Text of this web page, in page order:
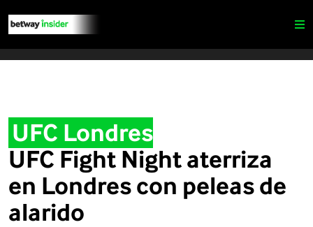
UFC Londres
UFC Fight Night aterriza
en Londres con peleas de
alarido